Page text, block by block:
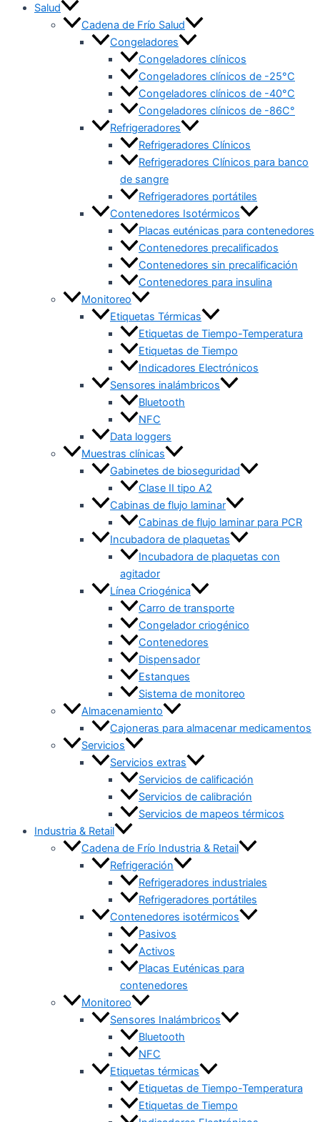
Salud
Cadena de Frío Salud
Congeladores
Congeladores clínicos
Congeladores clínicos de -25°C
Congeladores clínicos de -40°C
Congeladores clínicos de -86C°
Refrigeradores
Refrigeradores Clínicos
Refrigeradores Clínicos para banco
de sangre
Refrigeradores portátiles
Contenedores Isotérmicos
Placas euténicas para contenedores
Contenedores precalificados
Contenedores sin precalificación
Contenedores para insulina
Monitoreo
Etiquetas Térmicas
Etiquetas de Tiempo-Temperatura
Etiquetas de Tiempo
Indicadores Electrónicos
Sensores inalámbricos
Bluetooth
NFC
Data loggers
Muestras clínicas
Gabinetes de bioseguridad
Clase II tipo A2
Cabinas de flujo laminar
Cabinas de flujo laminar para PCR
Incubadora de plaquetas
Incubadora de plaquetas con
agitador
Línea Criogénica
Carro de transporte
Congelador criogénico
Contenedores
Dispensador
Estanques
Sistema de monitoreo
Almacenamiento
Cajoneras para almacenar medicamentos
Servicios
Servicios extras
Servicios de calificación
Servicios de calibración
Servicios de mapeos térmicos
Industria & Retail
Cadena de Frío Industria & Retail
Refrigeración
Refrigeradores industriales
Refrigeradores portátiles
Contenedores isotérmicos
Pasivos
Activos
Placas Euténicas para
contenedores
Monitoreo
Sensores Inalámbricos
Bluetooth
NFC
Etiquetas térmicas
Etiquetas de Tiempo-Temperatura
Etiquetas de Tiempo